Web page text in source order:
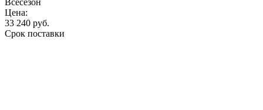
Цена:
33 240 руб.
Срок поставки